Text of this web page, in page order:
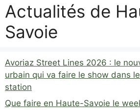
Actualités de
Savoie
Avoriaz Street Lines 2026 : le
urbain qui va faire le show dans
station
Que faire en Haute-Savoie le